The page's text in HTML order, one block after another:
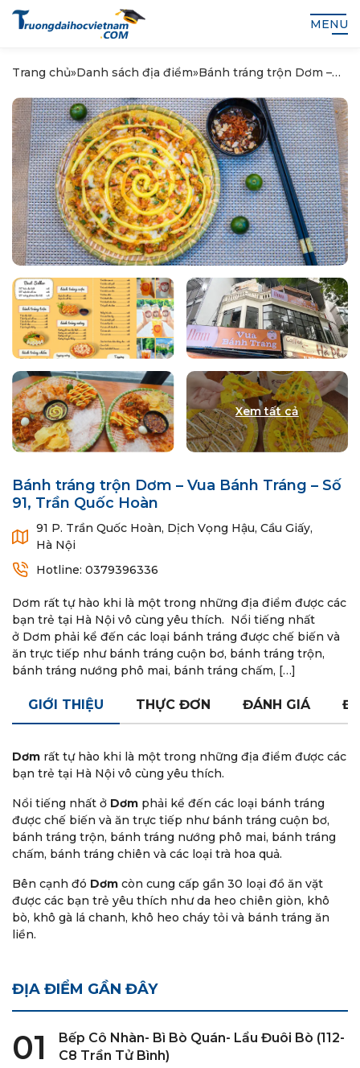
MENU
Trang chủ»Danh sách địa điểm»Bánh tráng trộn Dơm –
Trần Quốc Hoàn
Bánh tráng trộn Dơm – Vua Bánh Tráng – Số
91, Trần Quốc Hoàn
91 P. Trần Quốc Hoàn, Dịch Vọng Hậu, Cầu Giấy,
Hà Nội
Hotline: 0379396336
Dơm rất tự hào khi là một trong những địa điểm được các
bạn trẻ tại Hà Nội vô cùng yêu thích. Nổi tiếng nhất
ở Dơm phải kể đến các loại bánh tráng được chế biến và
ăn trực tiếp như bánh tráng cuộn bơ, bánh tráng trộn,
bánh tráng nướng phô mai, bánh tráng chấm, […]
GIỚI THIỆU THỰC ĐƠN ĐÁNH GIÁ
Dơm rất tự hào khi là một trong những địa điểm được các
bạn trẻ tại Hà Nội vô cùng yêu thích.
Nổi tiếng nhất ở Dơm phải kể đến các loại bánh tráng
được chế biến và ăn trực tiếp như bánh tráng cuộn bơ,
bánh tráng trộn, bánh tráng nướng phô mai, bánh tráng
chấm, bánh tráng chiên và các loại trà hoa quả.
Bên cạnh đó Dơm còn cung cấp gần 30 loại đồ ăn vặt
được các bạn trẻ yêu thích như da heo chiên giòn, khô
bò, khô gà lá chanh, khô heo cháy tỏi và bánh tráng ăn
liền.
Phương anh Phạm
như review 100% Buffet 69k món nào cũng ngonnn
👏🏻 tính ra rẻ vc đối với ng thích ăn bánh tráng như
mình Chỗ ngồi 2 mặt tiền nhìn ra ngã 4 chill hết nấc
Nhân viên rất tận tình lễ phép 20/10 mình còn được
Mayn
Mình gọi buffet bánh tráng 69k/người ăn cho đã.
Thích nhất là tráng chấm sốt me, sốt me ngon thực
ĐỊA ĐIỂM GẦN ĐÂY
01
Bếp Cô Nhàn- Bì Bò Quán- Lẩu Đuôi Bò (112-
C8 Trần Tử Bình)